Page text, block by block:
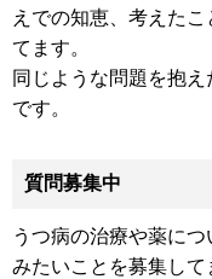
えでの知恵、考えた
てます。
同じような問題を抱
です。
質問募集中
うつ病の治療や薬に
みたいことを募集して